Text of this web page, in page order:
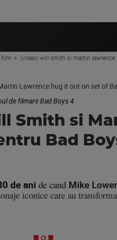
film (video) will smith si martin
de filmare Bad Boys 4
Smith si
Bad
de ani de cand Mike
iconice care au